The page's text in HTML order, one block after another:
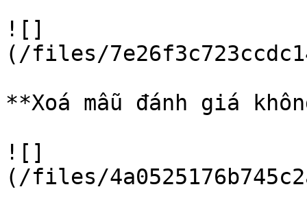
![]
(/files/
**Xoá mẫu đánh giá
![]
(/files/